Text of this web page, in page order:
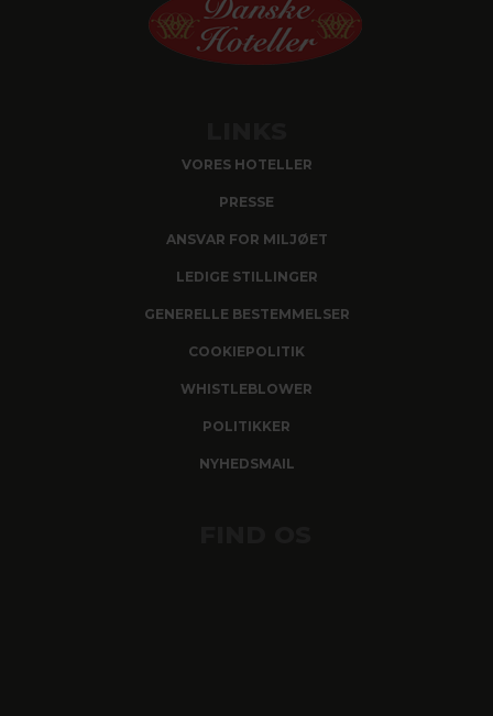
VORES HOTELLER
PRESSE
ANSVAR FOR MILJØET
LEDIGE STILLINGER
GENERELLE BESTEMMELSER
COOKIEPOLITIK
WHISTLEBLOWER
POLITIKKER
NYHEDSMAIL